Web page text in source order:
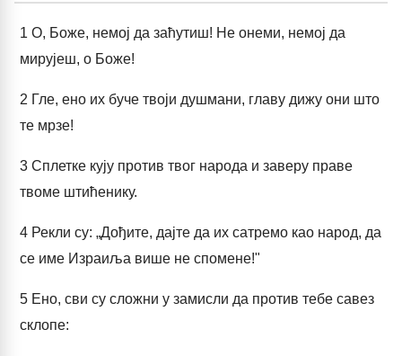
1 О, Боже, немој да заћутиш! Не онеми, немој да
мирујеш, о Боже!
2 Гле, ено их буче твоји душмани, главу дижу они што
те мрзе!
3 Сплетке кују против твог народа и заверу праве
твоме штићенику.
4 Рекли су: „Дођите, дајте да их сатремо као народ, да
се име Израиља више не спомене!"
5 Ено, сви су сложни у замисли да против тебе савез
склопе: